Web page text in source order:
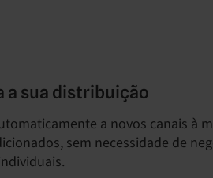
a sua distribuição
a novos canais à
sem necessidade de